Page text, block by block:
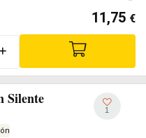
11,75 €
+
Silente
1